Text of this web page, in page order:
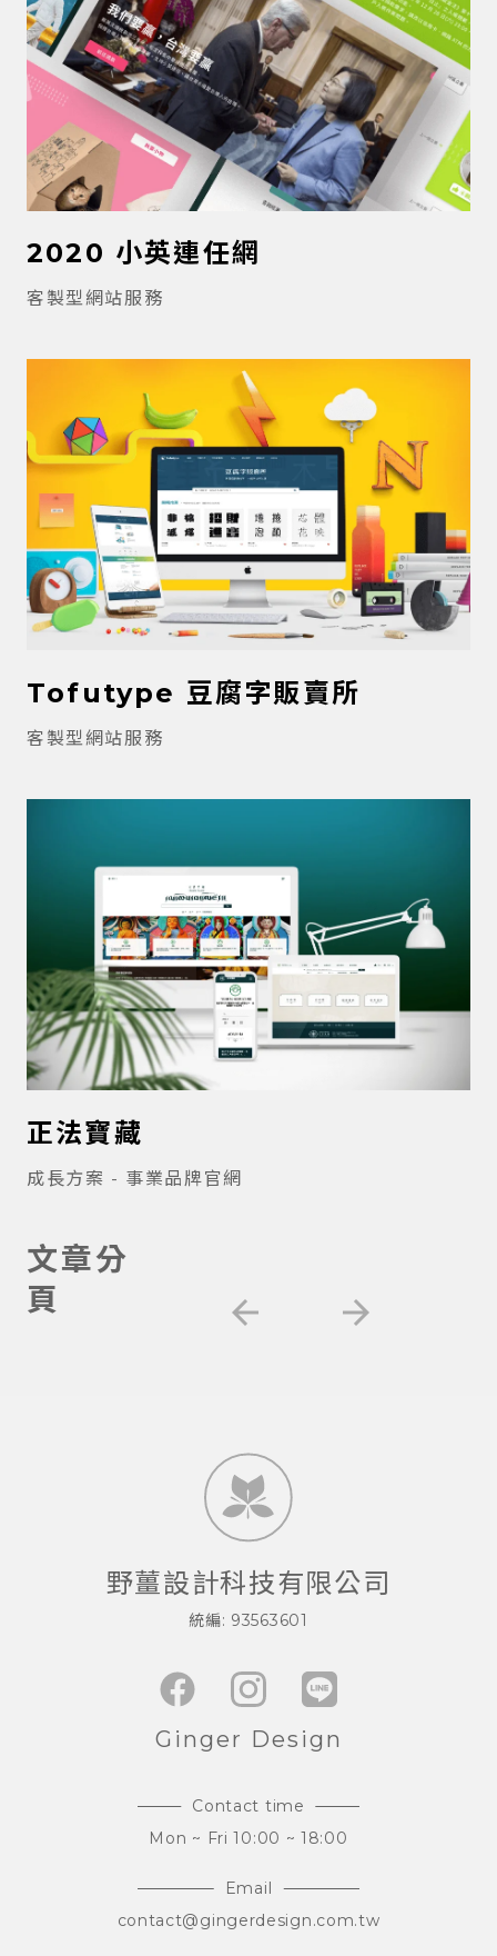
2020 小英連任網
客製型網站服務
Tofutype 豆腐字販賣所
客製型網站服務
正法寶藏
成長方案 - 事業品牌官網
文章分
頁
arrow_back arrow_forward
野薑設計科技有限公司
統編: 93563601
Ginger Design
Contact time
Mon ~ Fri 10:00 ~ 18:00
Email
contact@gingerdesign.com.tw